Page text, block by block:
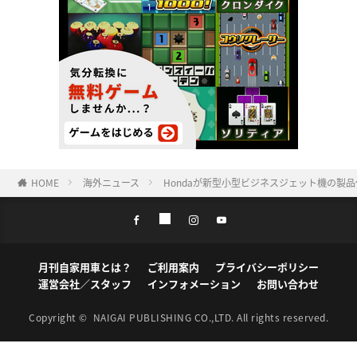
HOME 海外ニュース Hondaが新型小型ビジネスジェット機の製
月刊自家用車とは？ ご利用案内
プライバシーポリシー
運営会社／スタッフ
インフォメーション お問い合わせ
Copyright © NAIGAI PUBLISHING CO.,LTD. All rights reserved.